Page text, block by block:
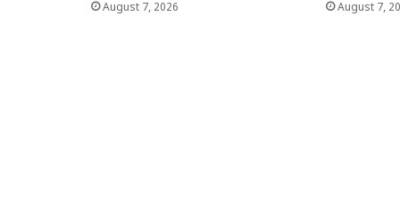
August 7, 2026 August 7,